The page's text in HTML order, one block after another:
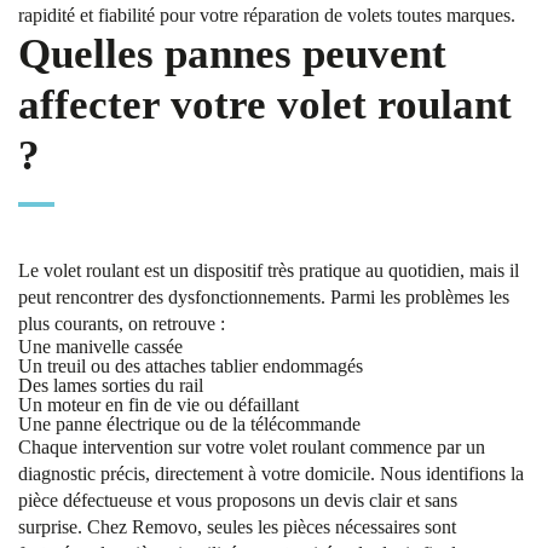
rapidité et fiabilité pour votre réparation de volets toutes marques.
Quelles pannes peuvent
affecter votre volet roulant
?
Le volet roulant est un dispositif très pratique au quotidien, mais il
peut rencontrer des dysfonctionnements. Parmi les problèmes les
plus courants, on retrouve :
Une manivelle cassée
Un treuil ou des attaches tablier endommagés
Des lames sorties du rail
Un moteur en fin de vie ou défaillant
Une panne électrique ou de la télécommande
Chaque intervention sur votre volet roulant commence par un
diagnostic précis, directement à votre domicile. Nous identifions la
pièce défectueuse et vous proposons un devis clair et sans
surprise. Chez Removo, seules les pièces nécessaires sont